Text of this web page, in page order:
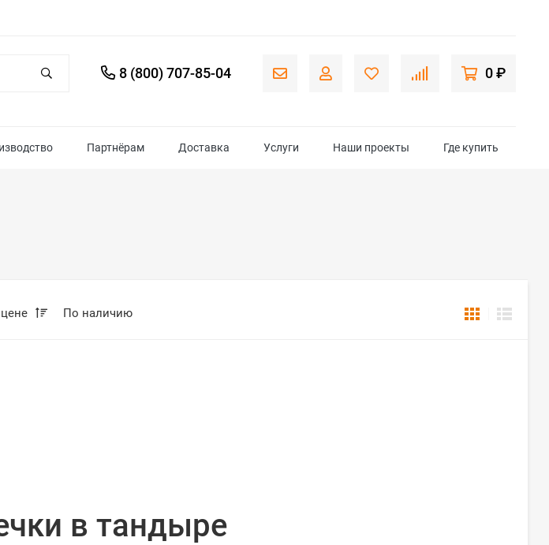
8 (800) 707-85-04 0 ₽
Партнёрам Доставка Услуги Наши проекты Где купить
По наличию
в тандыре